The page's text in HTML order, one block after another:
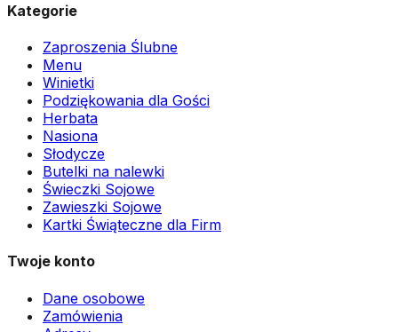
Kategorie
Zaproszenia Ślubne
Menu
Winietki
Podziękowania dla Gości
Herbata
Nasiona
Słodycze
Butelki na nalewki
Świeczki Sojowe
Zawieszki Sojowe
Kartki Świąteczne dla Firm
Twoje konto
Dane osobowe
Zamówienia